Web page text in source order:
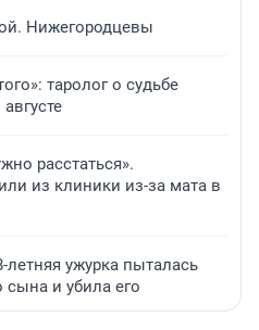
Нижегородцевы
таролог о судьбе
расстаться».
из клиники из-за мата в
летняя ужурка пыталась
сына и убила его